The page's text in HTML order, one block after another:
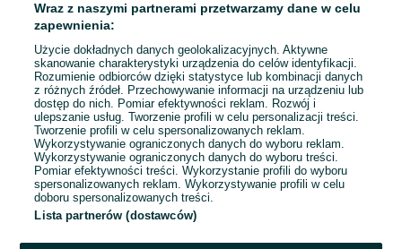
Przepraszamy, nie znaleźliśmy tego,
czego szukasz.
Wraz z naszymi partnerami przetwarzamy dane w celu
zapewnienia:
Użycie dokładnych danych geolokalizacyjnych. Aktywne
skanowanie charakterystyki urządzenia do celów identyfikacji.
Rozumienie odbiorców dzięki statystyce lub kombinacji danych
z różnych źródeł. Przechowywanie informacji na urządzeniu lub
dostęp do nich. Pomiar efektywności reklam. Rozwój i
ulepszanie usług. Tworzenie profili w celu personalizacji treści.
Tworzenie profili w celu spersonalizowanych reklam.
Wykorzystywanie ograniczonych danych do wyboru reklam.
Wykorzystywanie ograniczonych danych do wyboru treści.
Pomiar efektywności treści. Wykorzystanie profili do wyboru
spersonalizowanych reklam. Wykorzystywanie profili w celu
doboru spersonalizowanych treści.
Lista partnerów (dostawców)